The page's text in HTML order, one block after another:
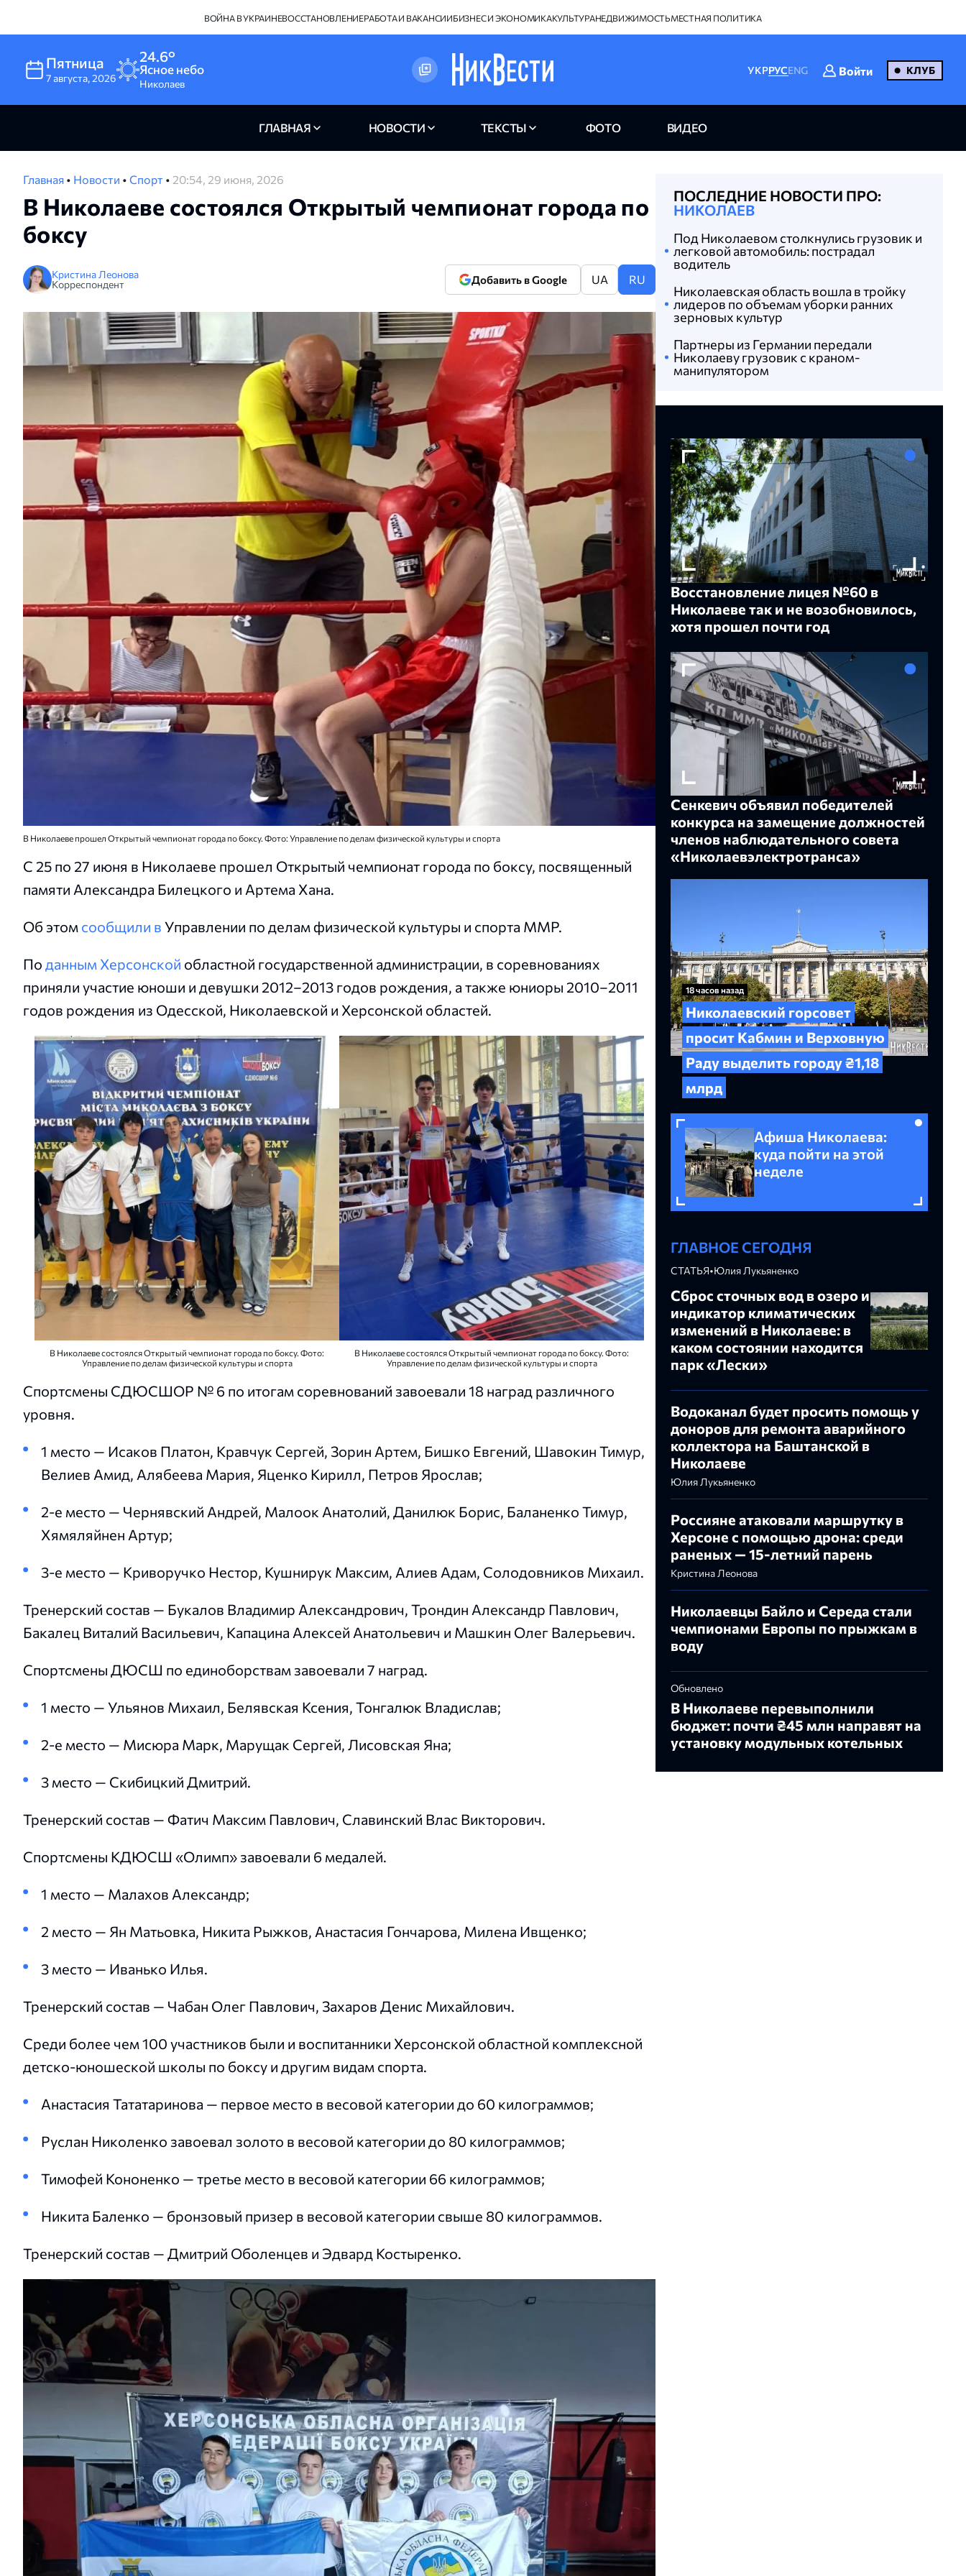
ВОЙНА В УКРАИНЕВОССТАНОВЛЕНИЕРАБОТА И ВАКАНСИИБИЗНЕС И ЭКОНОМИКАКУЛЬТУРАНЕДВИЖИМОСТЬМЕСТНАЯ ПОЛИТИКА
Пятница
7августа,2026
24.6°
Ясное небо
Николаев
УКРРУСENG Войти КЛУБ
ГЛАВНАЯ НОВОСТИ ТЕКСТЫ ФОТО ВИДЕО
Главная • Новости • Спорт • 20:54, 29 июня, 2026
В Николаеве состоялся Открытый чемпионат города по
боксу
Кристина Леонова
Корреспондент
Добавить в Google UA RU
В Николаеве прошел Открытый чемпионат города по боксу. Фото: Управление по делам физической культуры и спорта
С 25 по 27 июня в Николаеве прошел Открытый чемпионат города по боксу, посвященный
памяти Александра Билецкого и Артема Хана.
Об этом сообщили в Управлении по делам физической культуры и спорта ММР.
По данным Херсонской областной государственной администрации, в соревнованиях
приняли участие юноши и девушки 2012–2013 годов рождения, а также юниоры 2010–2011
годов рождения из Одесской, Николаевской и Херсонской областей.
В Николаеве состоялся Открытый чемпионат города по боксу. Фото:
Управление по делам физической культуры и спорта
В Николаеве состоялся Открытый чемпионат города по боксу. Фото:
Управление по делам физической культуры и спорта
Спортсмены СДЮСШОР № 6 по итогам соревнований завоевали 18 наград различного
уровня.
1 место — Исаков Платон, Кравчук Сергей, Зорин Артем, Бишко Евгений, Шавокин Тимур,
Велиев Амид, Алябеева Мария, Яценко Кирилл, Петров Ярослав;
2-е место — Чернявский Андрей, Малоок Анатолий, Данилюк Борис, Баланенко Тимур,
Хямяляйнен Артур;
3-е место — Криворучко Нестор, Кушнирук Максим, Алиев Адам, Солодовников Михаил.
Тренерский состав — Букалов Владимир Александрович, Трондин Александр Павлович,
Бакалец Виталий Васильевич, Капацина Алексей Анатольевич и Машкин Олег Валерьевич.
Спортсмены ДЮСШ по единоборствам завоевали 7 наград.
1 место — Ульянов Михаил, Белявская Ксения, Тонгалюк Владислав;
2-е место — Мисюра Марк, Марущак Сергей, Лисовская Яна;
3 место — Скибицкий Дмитрий.
Тренерский состав — Фатич Максим Павлович, Славинский Влас Викторович.
Спортсмены КДЮСШ «Олимп» завоевали 6 медалей.
1 место — Малахов Александр;
2 место — Ян Матьовка, Никита Рыжков, Анастасия Гончарова, Милена Ивщенко;
3 место — Иванько Илья.
Тренерский состав — Чабан Олег Павлович, Захаров Денис Михайлович.
Среди более чем 100 участников были и воспитанники Херсонской областной комплексной
детско-юношеской школы по боксу и другим видам спорта.
Анастасия Тататаринова — первое место в весовой категории до 60 килограммов;
Руслан Николенко завоевал золото в весовой категории до 80 килограммов;
Тимофей Кононенко — третье место в весовой категории 66 килограммов;
Никита Баленко — бронзовый призер в весовой категории свыше 80 килограммов.
Тренерский состав — Дмитрий Оболенцев и Эдвард Костыренко.
ПОСЛЕДНИЕ НОВОСТИ ПРО:
НИКОЛАЕВ
Под Николаевом столкнулись грузовик и
легковой автомобиль: пострадал
водитель
Николаевская область вошла в тройку
лидеров по объемам уборки ранних
зерновых культур
Партнеры из Германии передали
Николаеву грузовик с краном-
манипулятором
Восстановление лицея №60 в
Николаеве так и не возобновилось,
хотя прошел почти год
Сенкевич объявил победителей
конкурса на замещение должностей
членов наблюдательного совета
«Николаевэлектротранса»
18 часов назад
Николаевский горсовет
просит Кабмин и Верховную
Раду выделить городу ₴1,18
млрд
Афиша Николаева:
куда пойти на этой
неделе
ГЛАВНОЕ СЕГОДНЯ
СТАТЬЯ•Юлия Лукьяненко
Сброс сточных вод в озеро и
индикатор климатических
изменений в Николаеве: в
каком состоянии находится
парк «Лески»
Водоканал будет просить помощь у
доноров для ремонта аварийного
коллектора на Баштанской в
Николаеве
Юлия Лукьяненко
Россияне атаковали маршрутку в
Херсоне с помощью дрона: среди
раненых — 15-летний парень
Кристина Леонова
Николаевцы Байло и Середа стали
чемпионами Европы по прыжкам в
воду
Обновлено
В Николаеве перевыполнили
бюджет: почти ₴45 млн направят на
установку модульных котельных